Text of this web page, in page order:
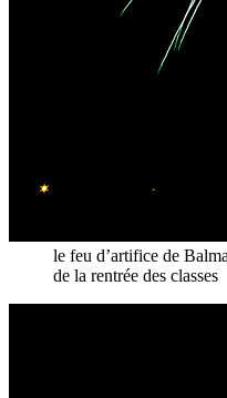
le feu d’artifice de
de la rentrée des classes